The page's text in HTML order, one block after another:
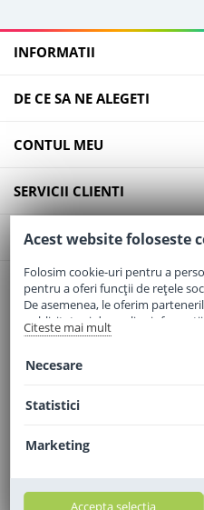
INFORMATII
DE CE SA NE ALEGETI
CONTUL MEU
SERVICII CLIENTI
CONTACT
Email:office@elaptepraf.ro
Telefon:0745-964-449
Adresa:Sos. Borsului, Nr. 20,
Acest website foloseste
Folosim cookie-uri pentru a
pentru a oferi funcții de rețele
De asemenea, le oferim
publicitate și de analize informații
folosiți site-ul nostru. Aceștia le
Citeste mai mult
Necesare
Statistici
Marketing
Accepta selectia